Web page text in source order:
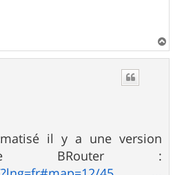
a
il y a une version
BRouter :